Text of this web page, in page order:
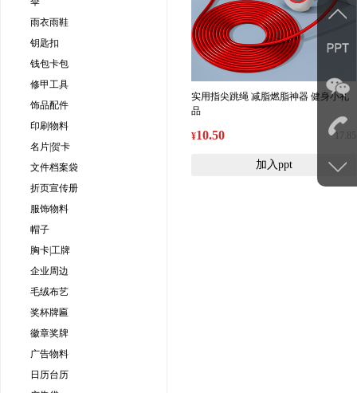
雨衣雨鞋
钥匙扣
钱包卡包
修甲工具
饰品配件
印刷物料
名片|贺卡
文件档案袋
折页宣传册
服饰物料
帽子
胸卡|工牌
企业周边
毛绒布艺
奖杯牌匾
徽章奖牌
广告物料
日历台历
实用指尖跳绳 减脂燃脂神器 健身小礼
品
¥10.50 17.85
加入ppt